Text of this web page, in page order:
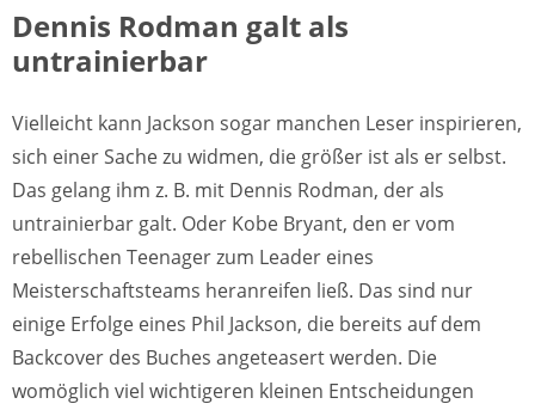
Dennis Rodman galt als
untrainierbar
Vielleicht kann Jackson sogar manchen Leser inspirieren,
sich einer Sache zu widmen, die größer ist als er selbst.
Das gelang ihm z. B. mit Dennis Rodman, der als
untrainierbar galt. Oder Kobe Bryant, den er vom
rebellischen Teenager zum Leader eines
Meisterschaftsteams heranreifen ließ. Das sind nur
einige Erfolge eines Phil Jackson, die bereits auf dem
Backcover des Buches angeteasert werden. Die
womöglich viel wichtigeren kleinen Entscheidungen